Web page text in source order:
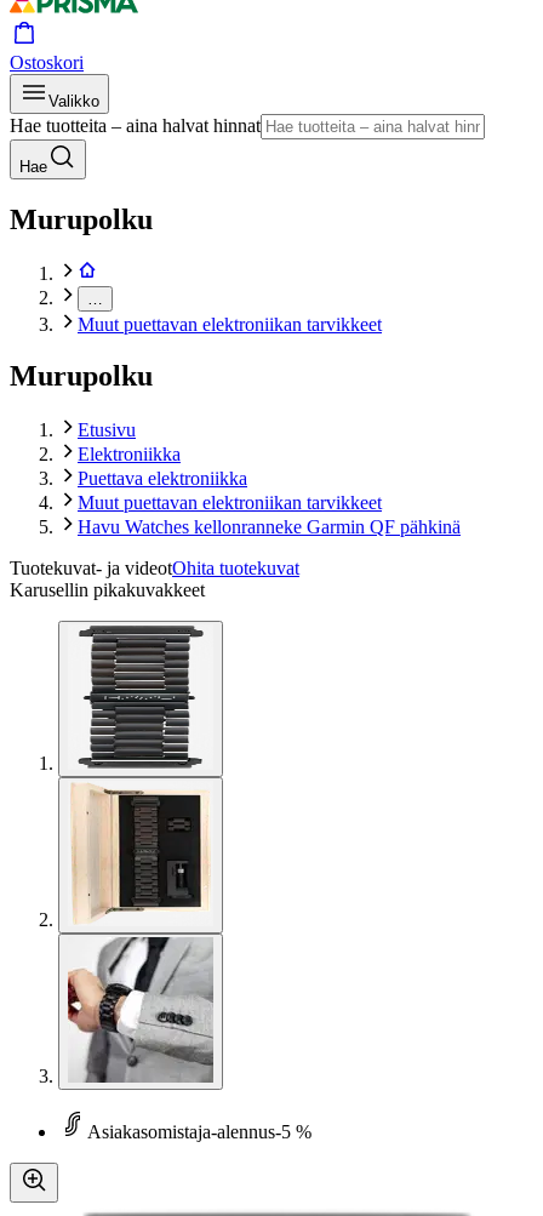
Ostoskori
Valikko
Hae tuotteita – aina halvat hinnat
Hae
Murupolku
Muut puettavan elektroniikan tarvikkeet
Murupolku
Etusivu
Elektroniikka
Puettava elektroniikka
Muut puettavan elektroniikan tarvikkeet
Havu Watches kellonranneke Garmin QF pähkinä
Tuotekuvat- ja videotOhita tuotekuvat
Karusellin pikakuvakkeet
Asiakasomistaja-alennus-5 %